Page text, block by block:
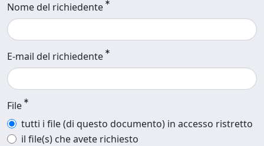
Nome del richiedente
E-mail del richiedente
File
tutti i file (di questo documento) in accesso ristretto
il file(s) che avete richiesto